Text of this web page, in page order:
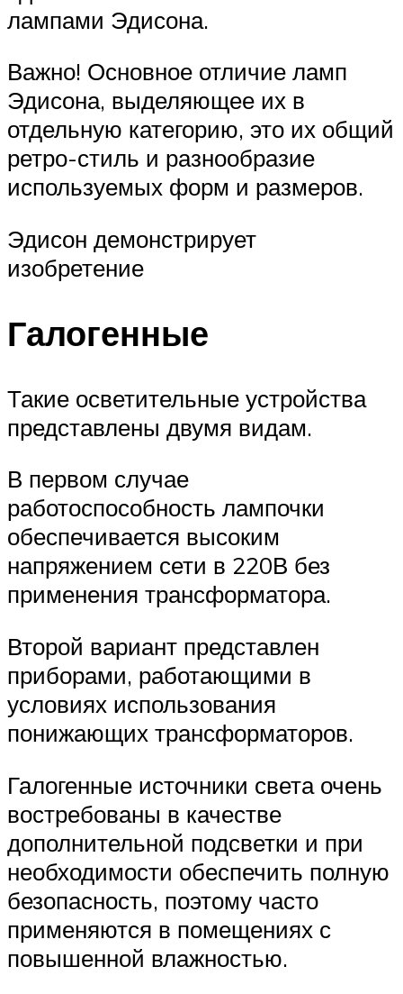
лампами Эдисона.
Важно! Основное отличие ламп
Эдисона, выделяющее их в
отдельную категорию, это их общий
ретро-стиль и разнообразие
используемых форм и размеров.
Эдисон демонстрирует
изобретение
Галогенные
Такие осветительные устройства
представлены двумя видам.
В первом случае
работоспособность лампочки
обеспечивается высоким
напряжением сети в 220В без
применения трансформатора.
Второй вариант представлен
приборами, работающими в
условиях использования
понижающих трансформаторов.
Галогенные источники света очень
востребованы в качестве
дополнительной подсветки и при
необходимости обеспечить полную
безопасность, поэтому часто
применяются в помещениях с
повышенной влажностью.